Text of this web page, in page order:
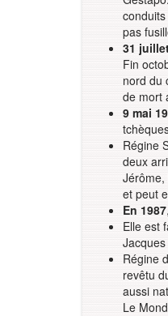
pas
31
Fin
nord du
de mort
9 mai
Régine
deux
Jérôme,
et peut
En 1987
Elle est
Régine
revêtu
aussi
Le